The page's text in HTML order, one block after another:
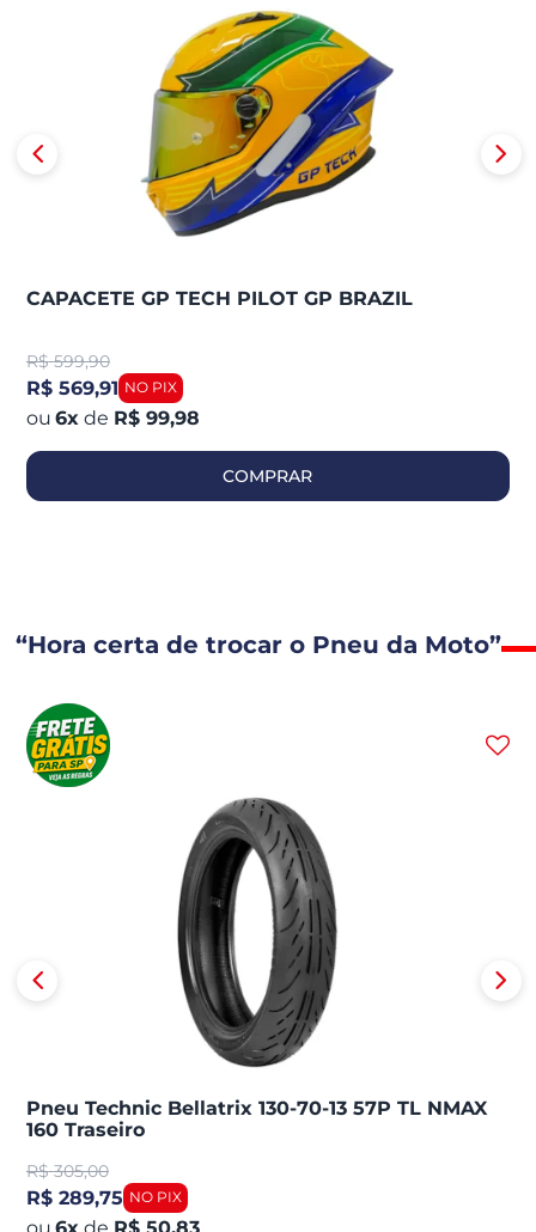
CAPACETE GP TECH PILOT GP BRAZIL
R$ 599,90
R$ 569,91
6x de R$ 99,98
COMPRAR
“Hora certa de trocar o Pneu da Moto”
Pneu Technic Bellatrix 130-70-13 57P TL NMAX
160 Traseiro
R$ 305,00
R$ 289,75
6x de R$ 50,83